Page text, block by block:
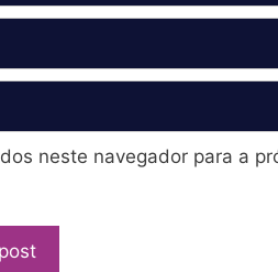
neste navegador para a